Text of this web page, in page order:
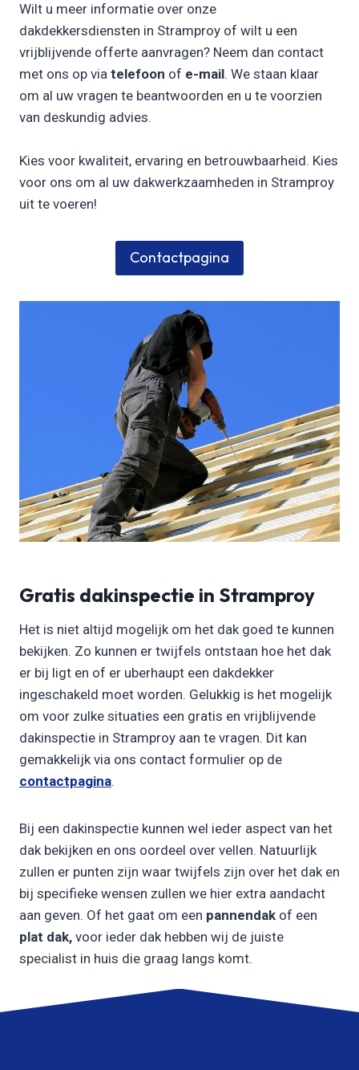
Wilt u meer informatie over onze
dakdekkersdiensten in Stramproy of wilt u een
vrijblijvende offerte aanvragen? Neem dan contact
met ons op via telefoon of e-mail. We staan klaar
om al uw vragen te beantwoorden en u te voorzien
van deskundig advies.
Kies voor kwaliteit, ervaring en betrouwbaarheid. Kies
voor ons om al uw dakwerkzaamheden in Stramproy
uit te voeren!
Contactpagina
Gratis dakinspectie in Stramproy
Het is niet altijd mogelijk om het dak goed te kunnen
bekijken. Zo kunnen er twijfels ontstaan hoe het dak
er bij ligt en of er uberhaupt een dakdekker
ingeschakeld moet worden. Gelukkig is het mogelijk
om voor zulke situaties een gratis en vrijblijvende
dakinspectie in Stramproy aan te vragen. Dit kan
gemakkelijk via ons contact formulier op de
contactpagina.
Bij een dakinspectie kunnen wel ieder aspect van het
dak bekijken en ons oordeel over vellen. Natuurlijk
zullen er punten zijn waar twijfels zijn over het dak en
bij specifieke wensen zullen we hier extra aandacht
aan geven. Of het gaat om een pannendak of een
plat dak, voor ieder dak hebben wij de juiste
specialist in huis die graag langs komt.